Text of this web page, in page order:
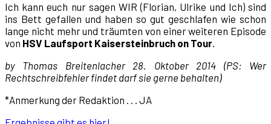
Ich kann euch nur sagen WIR (Florian, Ulrike und Ich) sind
ins Bett gefallen und haben so gut geschlafen wie schon
lange nicht mehr und träumten von einer weiteren Episode
von HSV Laufsport Kaisersteinbruch on Tour.
by Thomas Breitenlacher 28. Oktober 2014 (PS: Wer
Rechtschreibfehler findet darf sie gerne behalten)
*Anmerkung der Redaktion . . . JA